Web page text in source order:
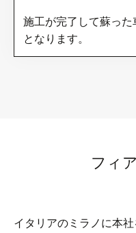
施工が完了して蘇っ
となります。
フィ
イタリアのミラノに本